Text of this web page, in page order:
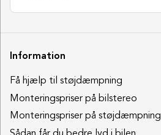
Information
Få hjælp til støjdæmpning
Monteringspriser på bilstereo
Monteringspriser på støjdæmpning